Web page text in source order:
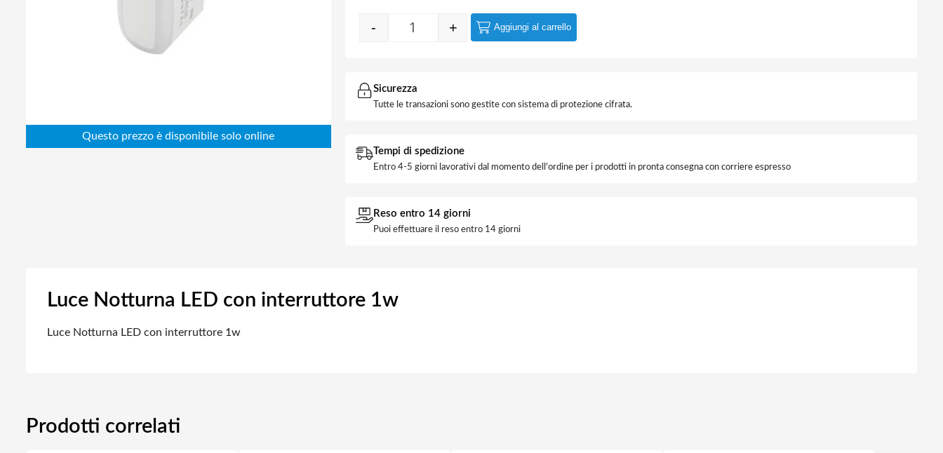
Elettronica
Luce Notturna LED con interruttore 1w quantità
- + Aggiungi al carrello
Sicurezza
Tutte le transazioni sono gestite con sistema di protezione cifrata.
Tempi di spedizione
Entro 4-5 giorni lavorativi dal momento dell'ordine per i prodotti in pronta consegna con corriere espresso
Reso entro 14 giorni
Puoi effettuare il reso entro 14 giorni
Luce Notturna LED con interruttore 1w
Luce Notturna LED con interruttore 1w
Prodotti correlati